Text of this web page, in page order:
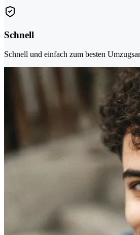
Schnell
Schnell und einfach zum besten